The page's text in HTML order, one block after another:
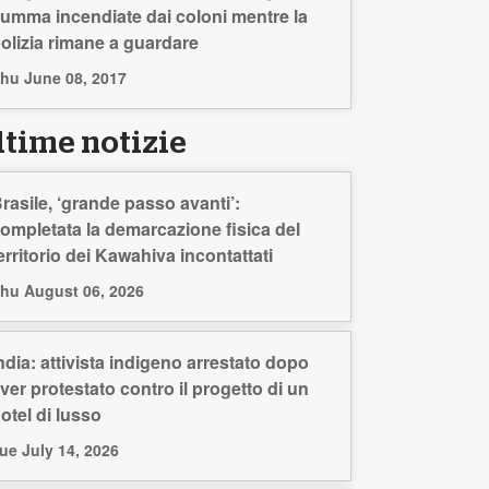
incendiate dai coloni mentre la
rimane a guardare
June 08, 2017
notizie
‘grande passo avanti’:
la demarcazione fisica del
dei Kawahiva incontattati
August 06, 2026
attivista indigeno arrestato dopo
protestato contro il progetto di un
di lusso
July 14, 2026